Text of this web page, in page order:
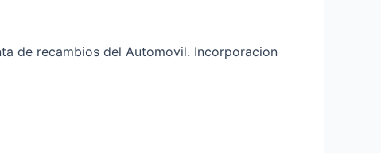
de recambios del Automovil. Incorporacion